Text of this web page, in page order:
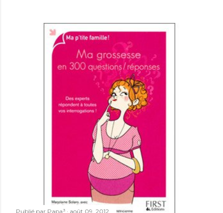
Publié par Papa³ août 09, 2012